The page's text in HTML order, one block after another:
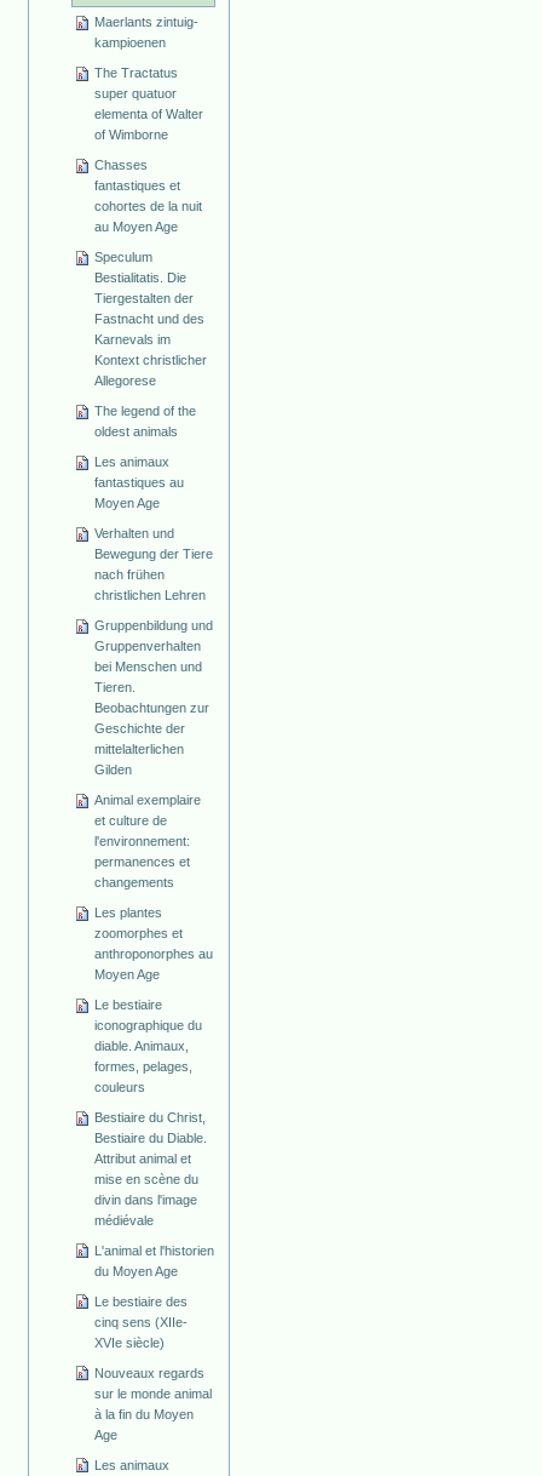
Maerlants zintuig-
kampioenen
The Tractatus
super quatuor
elementa of Walter
of Wimborne
Chasses
fantastiques et
cohortes de la nuit
au Moyen Age
Speculum
Bestialitatis. Die
Tiergestalten der
Fastnacht und des
Karnevals im
Kontext christlicher
Allegorese
The legend of the
oldest animals
Les animaux
fantastiques au
Moyen Age
Verhalten und
Bewegung der Tiere
nach frühen
christlichen Lehren
Gruppenbildung und
Gruppenverhalten
bei Menschen und
Tieren.
Beobachtungen zur
Geschichte der
mittelalterlichen
Gilden
Animal exemplaire
et culture de
l'environnement:
permanences et
changements
Les plantes
zoomorphes et
anthroponorphes au
Moyen Age
Le bestiaire
iconographique du
diable. Animaux,
formes, pelages,
couleurs
Bestiaire du Christ,
Bestiaire du Diable.
Attribut animal et
mise en scène du
divin dans l'image
médiévale
L'animal et l'historien
du Moyen Age
Le bestiaire des
cinq sens (XIIe-
XVIe siècle)
Nouveaux regards
sur le monde animal
à la fin du Moyen
Age
Les animaux